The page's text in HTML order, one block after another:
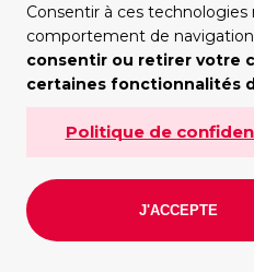
*Les
Lundi - Vendredi:
Consentir à ces
comportement de
consentir ou retirer votre
certaines fonctionnalités
Politique de
J'ACCEPTE